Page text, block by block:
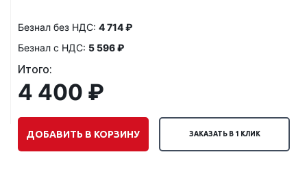
Безнал без НДС: 4 714 ₽
Безнал с НДС: 5 596 ₽
Итого:
4 400 ₽
ДОБАВИТЬ В КОРЗИНУ ЗАКАЗАТЬ В 1 КЛИК